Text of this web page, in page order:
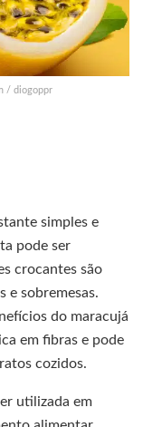
/ diogoppr
simples e
pode ser
crocantes são
e sobremesas.
do maracujá
em fibras e pode
cozidos.
utilizada em